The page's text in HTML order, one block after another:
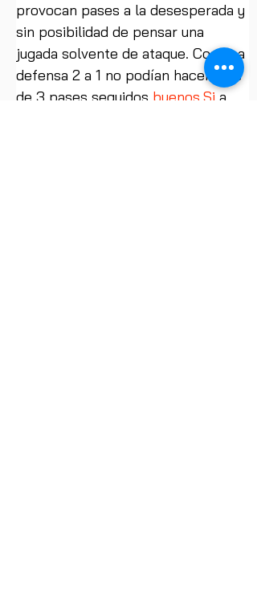
provocan pases a la desesperada y
sin posibilidad de pensar una
jugada solvente de ataque. Con una
defensa 2 a 1 no podían hacer más
de 3 pases seguidos buenos.Si a